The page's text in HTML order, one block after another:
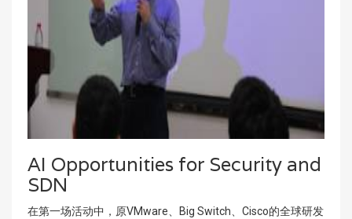
AI Opportunities for Security and
SDN
在第一场活动中，原VMware、Big Switch、Cisco的全球研发